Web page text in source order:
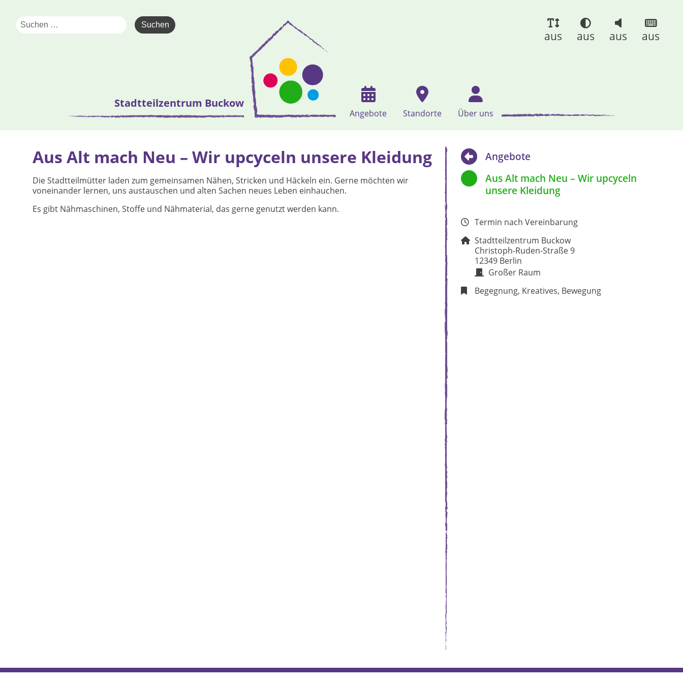
Stadtteilzentrum Buckow
Angebote Standorte Über uns
aus aus aus aus
Aus Alt mach Neu – Wir upcyceln unsere Kleidung
Die Stadtteilmütter laden zum gemeinsamen Nähen, Stricken und Häckeln ein. Gerne möchten wir
voneinander lernen, uns austauschen und alten Sachen neues Leben einhauchen.
Es gibt Nähmaschinen, Stoffe und Nähmaterial, das gerne genutzt werden kann.
Angebote
Aus Alt mach Neu – Wir upcyceln
unsere Kleidung
Termin nach Vereinbarung
Stadtteilzentrum Buckow
Christoph-Ruden-Straße 9
12349 Berlin
Großer Raum
Begegnung, Kreatives, Bewegung